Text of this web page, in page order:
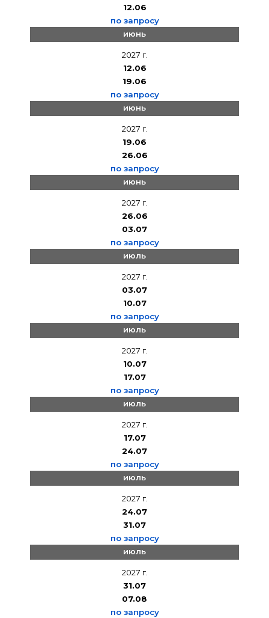
12.06
по запросу
июнь
2027 г.
12.06
19.06
по запросу
июнь
2027 г.
19.06
26.06
по запросу
июнь
2027 г.
26.06
03.07
по запросу
июль
2027 г.
03.07
10.07
по запросу
июль
2027 г.
10.07
17.07
по запросу
июль
2027 г.
17.07
24.07
по запросу
июль
2027 г.
24.07
31.07
по запросу
июль
2027 г.
31.07
07.08
по запросу